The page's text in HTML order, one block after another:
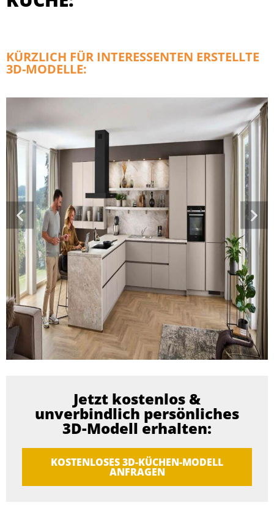
KÜRZLICH FÜR INTERESSENTEN ERSTELLTE
3D-MODELLE:
Jetzt kostenlos &
unverbindlich persönliches
3D-Modell erhalten:
KOSTENLOSES 3D-KÜCHEN-MODELL
ANFRAGEN